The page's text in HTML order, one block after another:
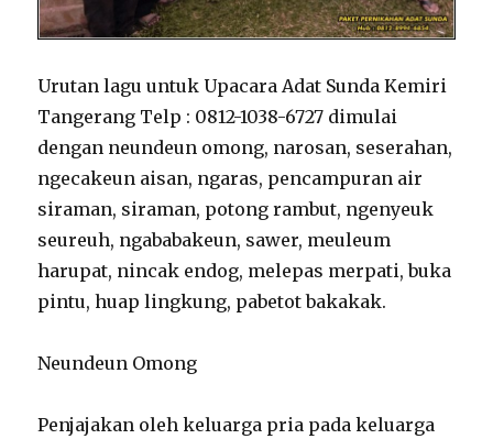
Urutan lagu untuk Upacara Adat Sunda Kemiri
Tangerang Telp : 0812-1038-6727 dimulai
dengan neundeun omong, narosan, seserahan,
ngecakeun aisan, ngaras, pencampuran air
siraman, siraman, potong rambut, ngenyeuk
seureuh, ngababakeun, sawer, meuleum
harupat, nincak endog, melepas merpati, buka
pintu, huap lingkung, pabetot bakakak.
Neundeun Omong
Penjajakan oleh keluarga pria pada keluarga